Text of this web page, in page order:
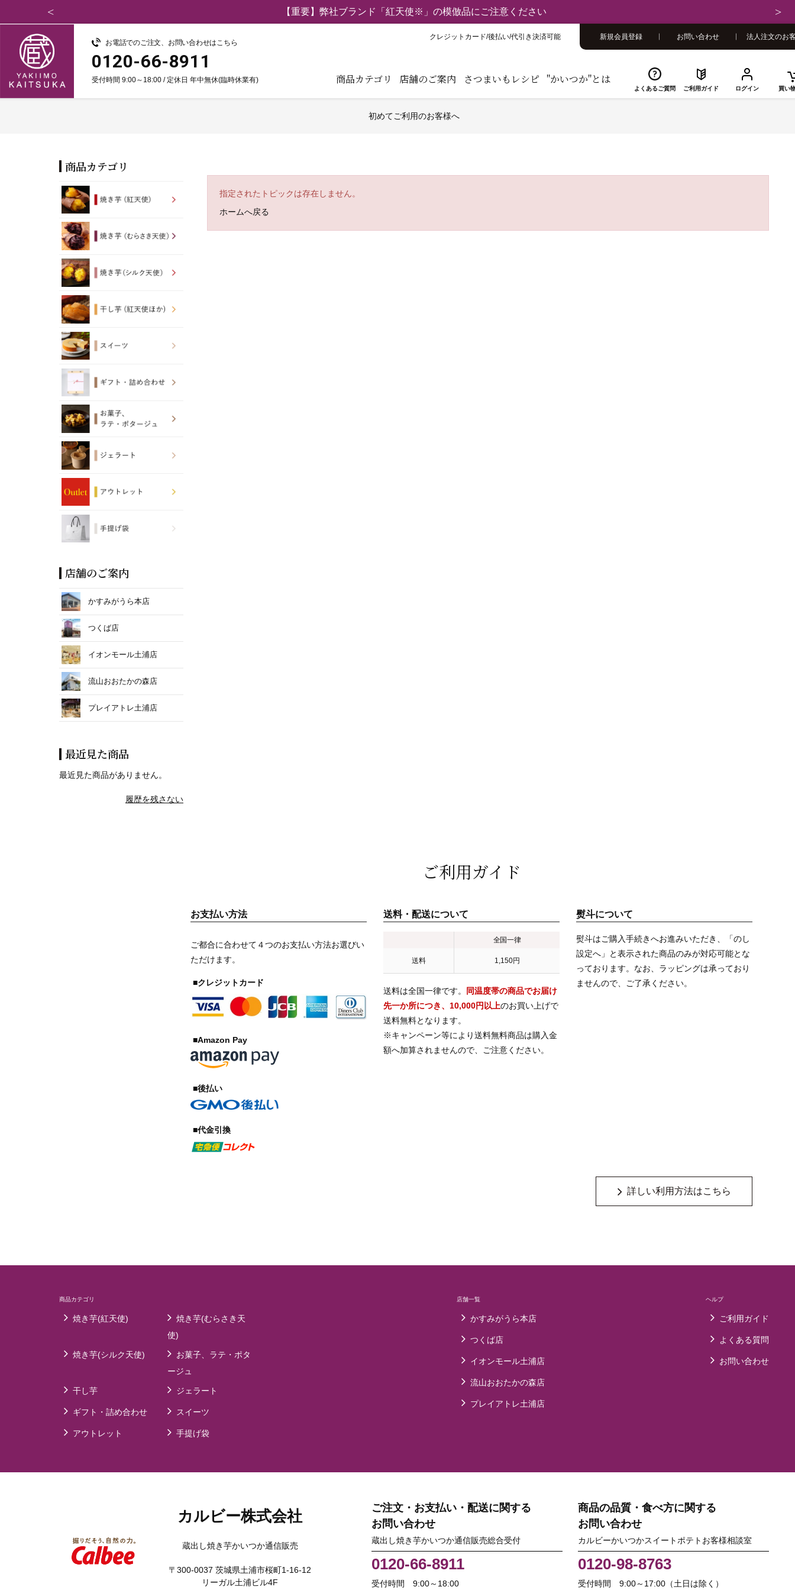
【重要】弊社ブランド「紅天使※」の模倣品にご注意ください
お電話でのご注文、お問い合わせはこちら
0120-66-8911
受付時間 9:00～18:00 / 定休日 年中無休(臨時休業有) 商品カテゴリ 店舗のご案内 さつまいもレシピ "かいつか"とは
よくあるご質問 ご利用ガイド ログイン 買い
クレジットカード/後払い/代引き決済可能 新規会員登録 お問い合わせ 法人注文のお
初めてご利用のお客様へ
商品カテゴリ
店舗のご案内
かすみがうら本店
つくば店
イオンモール土浦店
流山おおたかの森店
プレイアトレ土浦店
最近見た商品
最近見た商品がありません。
履歴を残さない
指定されたトピックは存在しません。
ホームへ戻る
ご利用ガイド
お支払い方法
ご都合に合わせて４つのお支払い方法お選びい
ただけます。
■クレジットカード
■Amazon Pay
■後払い
■代金引換
送料・配送について
全国一律
送料 1,150円
送料は全国一律です。
同温度帯の商品でお届け
先一か所につき、10,000円以上のお買い上げで
送料無料となります。
※キャンペーン等により送料無料商品は購入金
額へ加算されませんので、ご注意ください。
熨斗について
熨斗はご購入手続きへお進みいただき、「のし
設定へ」と表示された商品のみが対応可能とな
っております。なお、ラッピングは承っており
ませんので、ご了承ください。
詳しい利用方法はこちら
商品カテゴリ
焼き芋(紅天使)
焼き芋(むらさき天
使)
焼き芋(シルク天使)
お菓子、ラテ・ポタ
ージュ
干し芋 ジェラート
ギフト・詰め合わせ スイーツ
アウトレット 手提げ袋
店舗一覧
かすみがうら本店
つくば店
イオンモール土浦店
流山おおたかの森店
プレイアトレ土浦店
ヘルプ
ご利用ガイド
よくある質問
お問い合わせ
カルビー株式会社
蔵出し焼き芋かいつか通信販売
〒300-0037 茨城県土浦市桜町1-16-12
リーガル土浦ビル4F
ご注文・お支払い・配送に関する
お問い合わせ
蔵出し焼き芋かいつか通信販売総合受付
0120-66-8911
受付時間 9:00～18:00
商品の品質・食べ方に関する
お問い合わせ
カルビーかいつかスイートポテトお客様相談室
0120-98-8763
受付時間 9:00～17:00（土日は除く）